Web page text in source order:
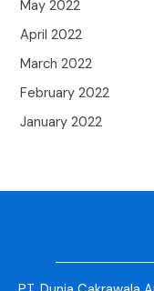
May 2022
April 2022
March 2022
February 2022
January 2022